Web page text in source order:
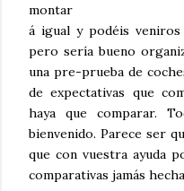
montar
á igual y podéis
pero sería bueno
una pre-prueba de
de expectativas que
haya que comparar.
bienvenido. Parece ser
que con vuestra ayuda
comparativas jamás